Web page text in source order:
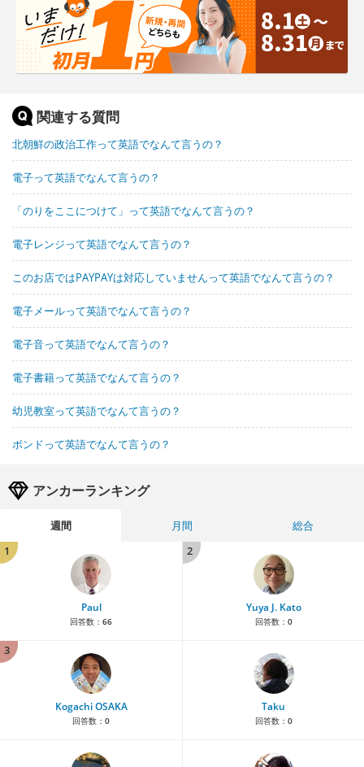
関連する質問
北朝鮮の政治工作って英語でなんて言うの？
電子って英語でなんて言うの？
「のりをここにつけて」って英語でなんて言うの？
電子レンジって英語でなんて言うの？
このお店ではPAYPAYは対応していませんって英語でなんて言うの？
電子メールって英語でなんて言うの？
電子音って英語でなんて言うの？
電子書籍って英語でなんて言うの？
幼児教室って英語でなんて言うの？
ボンドって英語でなんて言うの？
アンカーランキング
週間 月間
総合
1
Paul
回答数： 66
2
Yuya J. Kato
回答数： 0
3
Kogachi OSAKA
回答数： 0
Taku
回答数： 0